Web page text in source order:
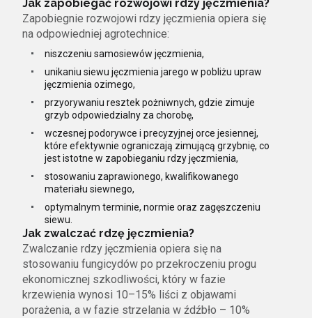
Jak zapobiegać rozwojowi rdzy jęczmienia?
Zapobiegnie rozwojowi rdzy jęczmienia opiera się
na odpowiedniej agrotechnice:
niszczeniu samosiewów jęczmienia,
unikaniu siewu jęczmienia jarego w pobliżu upraw
jęczmienia ozimego,
przyorywaniu resztek pożniwnych, gdzie zimuje
grzyb odpowiedzialny za chorobę,
wczesnej podorywce i precyzyjnej orce jesiennej,
które efektywnie ograniczają zimującą grzybnię, co
jest istotne w zapobieganiu rdzy jęczmienia,
stosowaniu zaprawionego, kwalifikowanego
materiału siewnego,
optymalnym terminie, normie oraz zagęszczeniu
siewu.
Jak zwalczać rdzę jęczmienia?
Zwalczanie rdzy jęczmienia opiera się na
stosowaniu fungicydów po przekroczeniu progu
ekonomicznej szkodliwości, który w fazie
krzewienia wynosi 10–15% liści z objawami
porażenia, a w fazie strzelania w źdźbło – 10%